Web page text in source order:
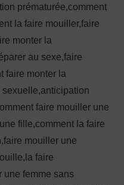
prématurée,comment
la faire mouiller,faire
monter la
au sexe,faire
faire monter la
sexuelle,anticipation
faire mouiller une
fille,comment la faire
mouiller une
faire
une femme sans